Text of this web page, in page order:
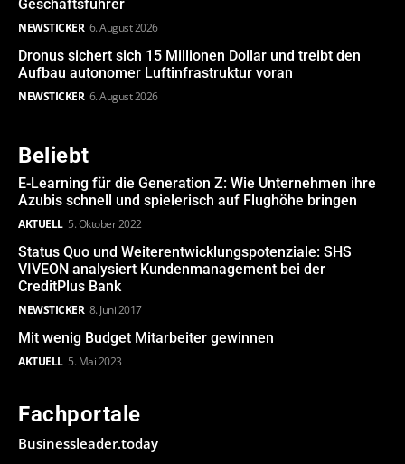
Geschäftsführer
NEWSTICKER 6. August 2026
Dronus sichert sich 15 Millionen Dollar und treibt den
Aufbau autonomer Luftinfrastruktur voran
NEWSTICKER 6. August 2026
Beliebt
E-Learning für die Generation Z: Wie Unternehmen ihre
Azubis schnell und spielerisch auf Flughöhe bringen
AKTUELL 5. Oktober 2022
Status Quo und Weiterentwicklungspotenziale: SHS
VIVEON analysiert Kundenmanagement bei der
CreditPlus Bank
NEWSTICKER 8. Juni 2017
Mit wenig Budget Mitarbeiter gewinnen
AKTUELL 5. Mai 2023
Fachportale
Businessleader.today